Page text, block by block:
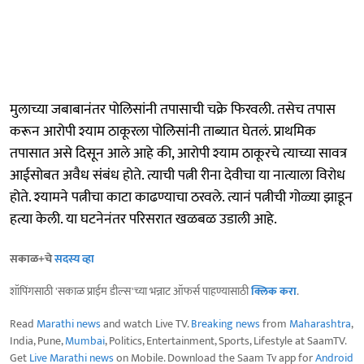
मुलाच्या जबाबानंतर पोलिसांनी तपासाची चक्रे फिरवली. तसेच तपास
करून आरोपी श्याम ठाकूरला पोलिसांनी ताब्यात घेतलं. प्राथमिक
तपासात असे दिसून आले आहे की, आरोपी श्याम ठाकूरचे त्याच्या सावत्र
आईसोबत अवैध संबंध होते. त्याची पत्नी रीना देवीचा या नात्याला विरोध
होते. श्यामने पत्नीचा काटा काढण्याचा ठरवले. त्यानं पत्नीची गोळ्या झाडून
हत्या केली. या घटनेनंतर परिसरात खळबळ उडाली आहे.
सकाळ+चेसदस्य व्हा
शॉपिंगसाठी 'सकाळ प्राईम डील्स'च्या भन्नाट ऑफर्स पाहण्यासाठीक्लिक करा.
Read Marathi newsand watch Live TV.Breaking newsfrom Maharashtra,
India, Pune,Mumbai, Politics, Entertainment, Sports, Lifestyle at SaamTV.
GetLive Marathi newson Mobile. Download the Saam Tv app forAndroid